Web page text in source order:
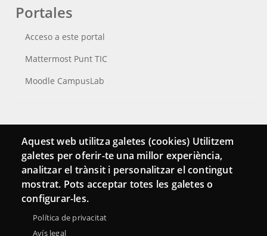
Portales
Acceso a este portal
Mattermost Punt TIC
Moodle CampusLab
Conecta
Contacto
Hemeroteca
Aquest web utilitza galetes (cookies) Utilitzem
galetes per oferir-te una millor experiència,
analitzar el trànsit i personalitzar el contingut
mostrat. Pots acceptar totes les galetes o
configurar-les.
Política de privacitat
Avís legal